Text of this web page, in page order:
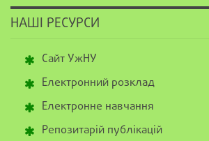
НАШІ РЕСУРСИ
Сайт УжНУ
Електронний розклад
Електронне навчання
Репозитарій публікацій